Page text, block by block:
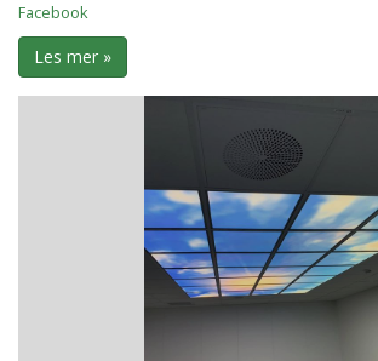
Facebook
Les mer »